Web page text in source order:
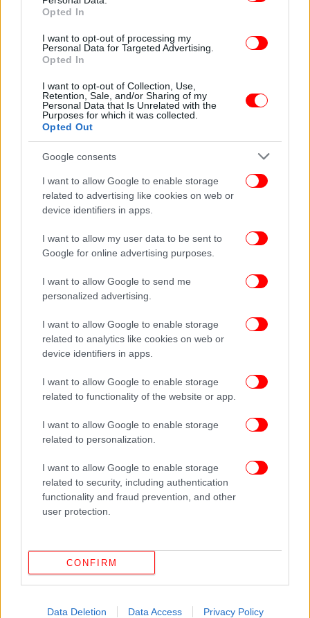
Opted In
I want to opt-out of processing my
Personal Data for Targeted Advertising.
Opted In
I want to opt-out of Collection, Use,
Retention, Sale, and/or Sharing of my
Personal Data that Is Unrelated with the
Purposes for which it was collected.
Opted Out
Google consents
I want to allow Google to enable storage
related to advertising like cookies on web or
device identifiers in apps.
I want to allow my user data to be sent to
Google for online advertising purposes.
I want to allow Google to send me
personalized advertising.
I want to allow Google to enable storage
related to analytics like cookies on web or
device identifiers in apps.
I want to allow Google to enable storage
related to functionality of the website or app.
I want to allow Google to enable storage
related to personalization.
I want to allow Google to enable storage
related to security, including authentication
functionality and fraud prevention, and other
user protection.
CONFIRM
Data Deletion Data Access Privacy Policy
Λίμνες Βιστωνίδα και Ισμαρίδα και λιμνοθάλασσες
(Λάγος, Ξηρολίμνη, Καρατζά, Αλυκή, Πτελέα, Έλεος)
Μια διαδρομή, που προσφέρει πρωτότυπη
βιοποικιλότητα και γραφική θέα, συνδυάζει την
λιμνοθαλασσών της περιοχής με την πολιτιστική
και θρησκευτική κληρονομιά. Η συγκεκριμένη
περιηγητική διαδρομή έχει αφετηρία το μοναστήρι
του Αγίου Νικολάου. Ένα εμβληματικό «πλωτό»
ξύλινες γέφυρες. Ανήκει στη μονή Βατοπαιδίου του
Αγίου Όρους και αποτελεί σημαντικό
προσκυνηματικό προορισμό. Η περιηγητικά
διαδρομή έχει δεκαπέντε στάσεις.